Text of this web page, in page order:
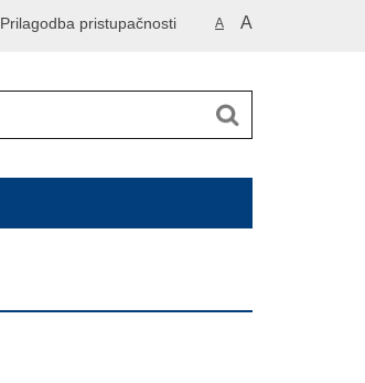
A A
Prilagodba pristupačnosti